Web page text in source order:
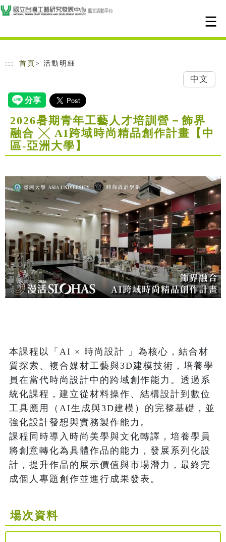
跳到主要內容
網站導覽
::: 首頁 > 活動明細
中文
2026暑期青年工藝人才培訓營－飾界
融合 ╳ AI跨域時尚精品創作計畫【中
區-亞洲大學】
本課程以「AI × 時尚設計 」為核心，結合材
質探索、複合媒材工藝與3D建模技術，培養學
員在當代時尚設計中的跨域創作能力。透過系
統化課程，建立從材料操作、結構設計到數位
工具應用（AI生成與3D建模）的完整基礎，並
強化設計發想與實務製作能力。
課程同時導入時尚美學與文化轉譯，培養學員
將創意轉化為具體作品的能力，發展系列化設
計，提升作品的展示價值與市場潛力，最終完
成個人專題創作並進行成果發表。
場次資料